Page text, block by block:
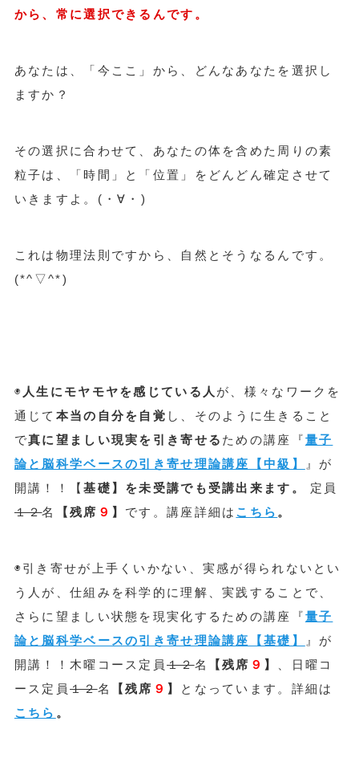
から、常に選択できるんです。
あなたは、「今ここ」から、どんなあなたを選択し
ますか？
その選択に合わせて、あなたの体を含めた周りの素
粒子は、「時間」と「位置」をどんどん確定させて
いきますよ。(・∀・)
これは物理法則ですから、自然とそうなるんです。
(*^▽^*)
◉ 人生にモヤモヤを感じている人 が、様々なワークを
通じて 本当の自分を自覚 し、そのように生きること
で真に望ましい現実を引き寄せる ための講座『量子
論と脳科学ベースの引き寄せ理論講座【中級】
』が
開講！！【基礎】を未受講でも受講出来ます。
定員
１２名 【残席 ９ 】 です。講座詳細は こちら 。
◉引き寄せが上手くいかない、実感が得られないとい
う人が、仕組みを科学的に理解、実践することで、
さらに望ましい状態を現実化するための講座『量子
論と脳科学ベースの引き寄せ理論講座【基礎】
』が
開講！！木曜コース定員１２名 【残席 ９ 】
、日曜コ
ース定員１２名 【残席 ９ 】
となっています。詳細は
こちら 。